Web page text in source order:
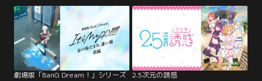
劇場版「BanG Dream！」シリーズ 2.5次元の誘惑